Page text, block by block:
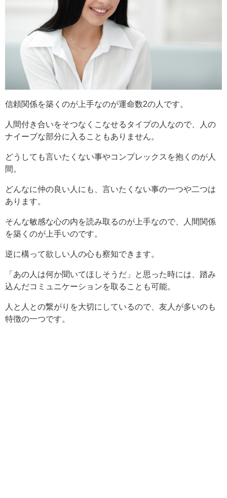
信頼関係を築くのが上手なのが運命数2の人です。
人間付き合いをそつなくこなせるタイプの人なので、人の
ナイーブな部分に入ることもありません。
どうしても言いたくない事やコンプレックスを抱くのが人
間。
どんなに仲の良い人にも、言いたくない事の一つや二つは
あります。
そんな敏感な心の内を読み取るのが上手なので、人間関係
を築くのが上手いのです。
逆に構って欲しい人の心も察知できます。
「あの人は何か聞いてほしそうだ」と思った時には、踏み
込んだコミュニケーションを取ることも可能。
人と人との繋がりを大切にしているので、友人が多いのも
特徴の一つです。